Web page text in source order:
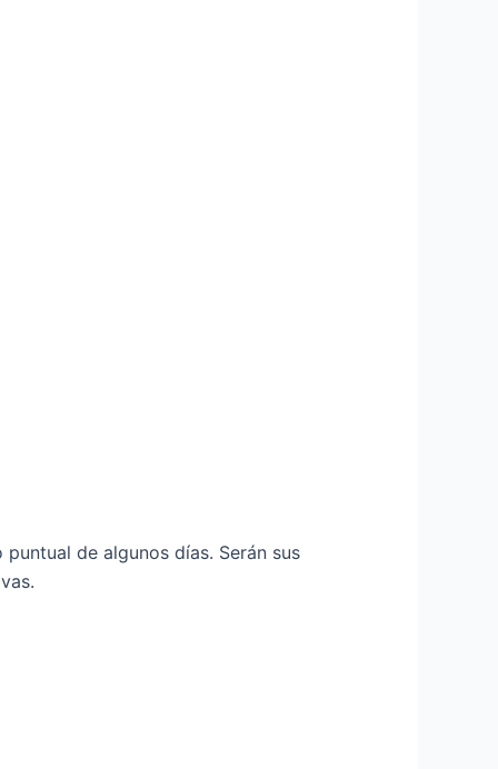
de algunos días. Serán sus